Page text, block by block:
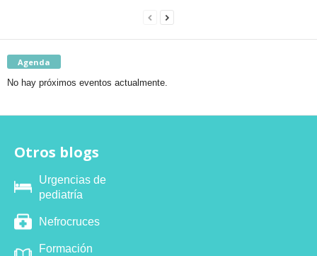
Agenda
No hay próximos eventos actualmente.
Otros blogs
Urgencias de
pediatría
Nefrocruces
Formación